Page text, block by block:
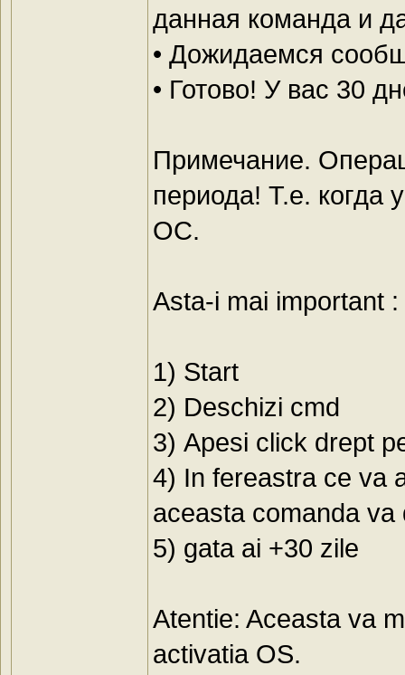
данная команда и
• Дожидаемся
• Готово! У вас 30
Примечание.
периода! Т.е. когда
ОС.
Asta-i mai important :
1) Start
2) Deschizi cmd
3) Apesi click drept
4) In fereastra ce va
aceasta comanda
5) gata ai +30 zile
Atentie: Aceasta va
activatia OS.